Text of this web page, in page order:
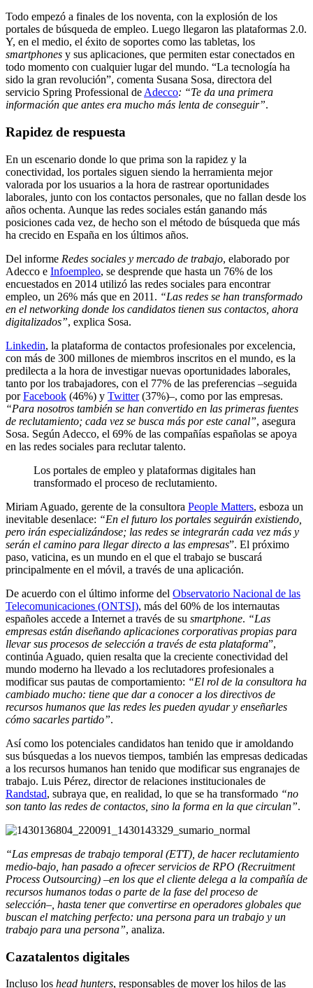
Todo empezó a finales de los noventa, con la explosión de los
portales de búsqueda de empleo. Luego llegaron las plataformas 2.0.
Y, en el medio, el éxito de soportes como las tabletas, los
smartphones y sus aplicaciones, que permiten estar conectados en
todo momento con cualquier lugar del mundo. “La tecnología ha
sido la gran revolución”, comenta Susana Sosa, directora del
servicio Spring Professional de Adecco: “Te da una primera
información que antes era mucho más lenta de conseguir”.
Rapidez de respuesta
En un escenario donde lo que prima son la rapidez y la
conectividad, los portales siguen siendo la herramienta mejor
valorada por los usuarios a la hora de rastrear oportunidades
laborales, junto con los contactos personales, que no fallan desde los
años ochenta. Aunque las redes sociales están ganando más
posiciones cada vez, de hecho son el método de búsqueda que más
ha crecido en España en los últimos años.
Del informe Redes sociales y mercado de trabajo, elaborado por
Adecco e Infoempleo, se desprende que hasta un 76% de los
encuestados en 2014 utilizó las redes sociales para encontrar
empleo, un 26% más que en 2011. “Las redes se han transformado
en el networking donde los candidatos tienen sus contactos, ahora
digitalizados”, explica Sosa.
Linkedin, la plataforma de contactos profesionales por excelencia,
con más de 300 millones de miembros inscritos en el mundo, es la
predilecta a la hora de investigar nuevas oportunidades laborales,
tanto por los trabajadores, con el 77% de las preferencias –seguida
porFacebook (46%) y Twitter(37%)–, como por las empresas.
“Para nosotros también se han convertido en las primeras fuentes
de reclutamiento; cada vez se busca más por este canal”, asegura
Sosa. Según Adecco, el 69% de las compañías españolas se apoya
en las redes sociales para reclutar talento.
Los portales de empleo y plataformas digitales han
transformado el proceso de reclutamiento.
Miriam Aguado, gerente de la consultora People Matters, esboza un
inevitable desenlace: “En el futuro los portales seguirán existiendo,
pero irán especializándose; las redes se integrarán cada vez más y
serán el camino para llegar directo a las empresas”. El próximo
paso, vaticina, es un mundo en el que el trabajo se buscará
principalmente en el móvil, a través de una aplicación.
De acuerdo con el último informe del Observatorio Nacional de las
Telecomunicaciones (ONTSI), más del 60% de los internautas
españoles accede a Internet a través de su smartphone. “Las
empresas están diseñando aplicaciones corporativas propias para
llevar sus procesos de selección a través de esta plataforma”,
continúa Aguado, quien resalta que la creciente conectividad del
mundo moderno ha llevado a los reclutadores profesionales a
modificar sus pautas de comportamiento: “El rol de la consultora ha
cambiado mucho: tiene que dar a conocer a los directivos de
recursos humanos que las redes les pueden ayudar y enseñarles
cómo sacarles partido”.
Así como los potenciales candidatos han tenido que ir amoldando
sus búsquedas a los nuevos tiempos, también las empresas dedicadas
a los recursos humanos han tenido que modificar sus engranajes de
trabajo. Luis Pérez, director de relaciones institucionales de
Randstad, subraya que, en realidad, lo que se ha transformado “no
son tanto las redes de contactos, sino la forma en la que circulan”.
“Las empresas de trabajo temporal (ETT), de hacer reclutamiento
medio-bajo, han pasado a ofrecer servicios de RPO (Recruitment
Process Outsourcing) –en los que el cliente delega a la compañía de
recursos humanos todas o parte de la fase del proceso de
selección–, hasta tener que convertirse en operadores globales que
buscan el matching perfecto: una persona para un trabajo y un
trabajo para una persona”, analiza.
Cazatalentos digitales
Incluso los head hunters, responsables de mover los hilos de las